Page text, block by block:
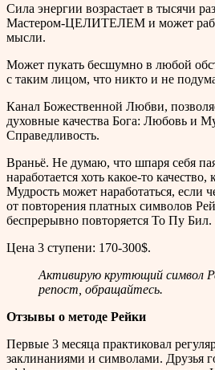
Сила энергии возрастает в тысячи
Мастером-ЦЕЛИТЕЛЕМ и может
мысли.
Может пукать бесшумно в любой
с таким лицом, что никто и не
Канал Божественной Любви,
духовные качества Бога: Любовь и
Справедливость.
Враньё. Не думаю, что шпаря себя
наработается хоть какое-то
Мудрость может наработаться, если
от повторения платных символов
беспрерывно повторяется То Пу Бил.
Цена 3 ступени: 170-300$.
Активирую крутющий символ
репост, обращайтесь.
Отзывы о методе Рейки
Первые 3 месяца практиковал
заклинаниями и символами. Друзья